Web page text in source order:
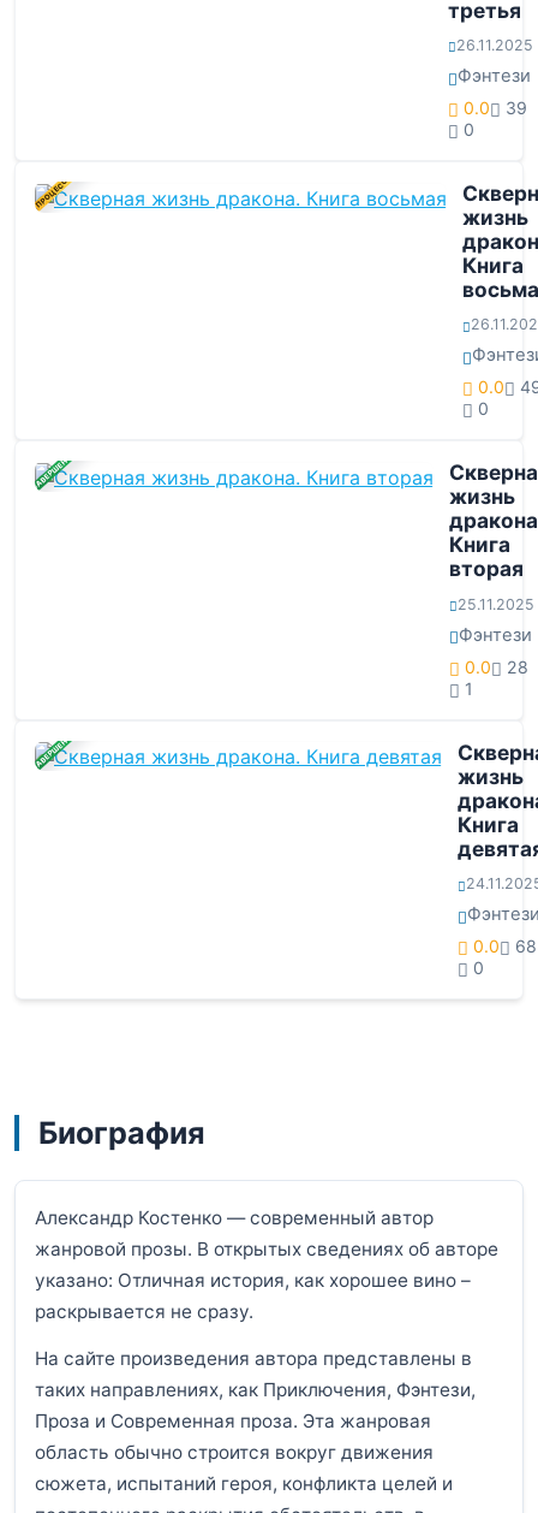
третья
26.11.2025
Фэнтези
0.0
39
0
В ПРОЦЕССЕ
жизнь
Книга
0.0
0
ЗАВЕРШЕНА
жизнь
Книга
вторая
25.11.2025
Фэнтези
0.0
28
1
ЗАВЕРШЕНА
жизнь
Книга
0.0
68
0
Биография
Александр Костенко — современный автор
жанровой прозы. В открытых сведениях об авторе
указано: Отличная история, как хорошее вино –
раскрывается не сразу.
На сайте произведения автора представлены в
таких направлениях, как Приключения, Фэнтези,
Проза и Современная проза. Эта жанровая
область обычно строится вокруг движения
сюжета, испытаний героя, конфликта целей и